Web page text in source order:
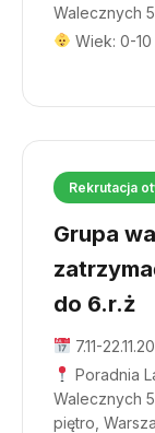
Walecznych
Wiek: 0-
Rekrutacja
Grupa
do 6.r.ż
7.11-
Poradnia
Walecznych
piętro,